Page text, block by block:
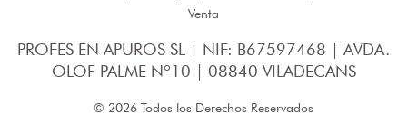
Venta
PROFES EN APUROS SL | NIF: B67597468 | AVDA.
OLOF PALME Nº10 | 08840 VILADECANS
© 2026 Todos los Derechos Reservados